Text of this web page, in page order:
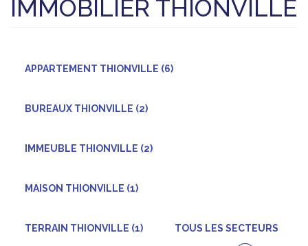
IMMOBILIER THIONVILLE
APPARTEMENT THIONVILLE (6)
BUREAUX THIONVILLE (2)
IMMEUBLE THIONVILLE (2)
MAISON THIONVILLE (1)
TERRAIN THIONVILLE (1) TOUS LES SECTEURS